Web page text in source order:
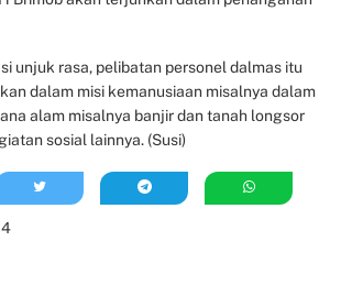
unjuk rasa, pelibatan personel dalmas itu
dalam misi kemanusiaan misalnya dalam
alam misalnya banjir dan tanah longsor
sosial lainnya. (Susi)